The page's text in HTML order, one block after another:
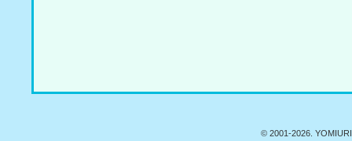
© 2001-2026.